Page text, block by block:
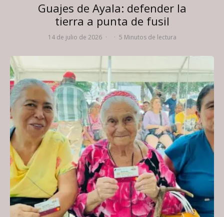
Guajes de Ayala: defender la
tierra a punta de fusil
14 de julio de 2026 · · 5 Minutos de lectura